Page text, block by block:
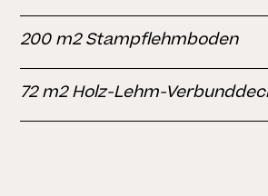
200 m2 Stampflehmboden
72 m2 Holz-Lehm-